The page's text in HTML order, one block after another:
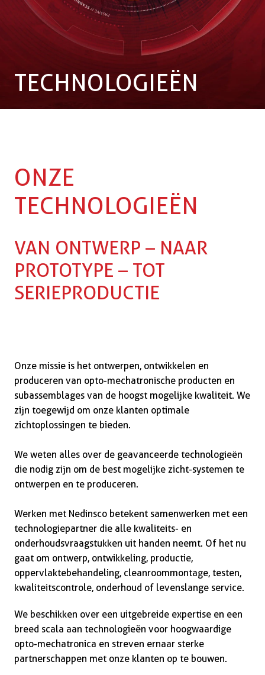
TECHNOLOGIEËN
ONZE
TECHNOLOGIEËN
VAN ONTWERP – NAAR
PROTOTYPE – TOT
SERIEPRODUCTIE
Onze missie is het ontwerpen, ontwikkelen en
produceren van  opto-mechatronische producten en
subassemblages van de hoogst mogelijke kwaliteit. We
zijn toegewijd om onze klanten optimale
zichtoplossingen te bieden.
We weten alles over de geavanceerde technologieën
die nodig zijn om de best mogelijke zicht-systemen te
ontwerpen en te produceren.
Werken met Nedinsco betekent samenwerken met een
technologiepartner die alle kwaliteits- en
onderhoudsvraagstukken uit handen neemt. Of het nu
gaat om ontwerp, ontwikkeling, productie,
oppervlaktebehandeling, cleanroommontage, testen,
kwaliteitscontrole, onderhoud of levenslange service.
We beschikken over een uitgebreide expertise en een
breed scala aan technologieën voor hoogwaardige
opto-mechatronica en streven ernaar sterke